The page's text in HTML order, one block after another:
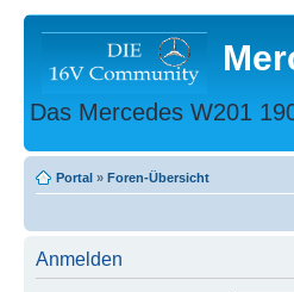
Das Mercedes W201
Portal » Foren-Übersicht
Anmelden